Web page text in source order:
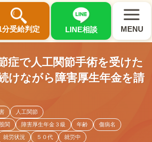
分受給判定 LINE相談 MENU
×
理由
談料0円・受給後報酬型
症で人工関節手術を受けた
ながら障害厚生年金を請
人工関節
関 障害厚生年金３級 年齢 傷病名
就労状況 ５０代 就労中